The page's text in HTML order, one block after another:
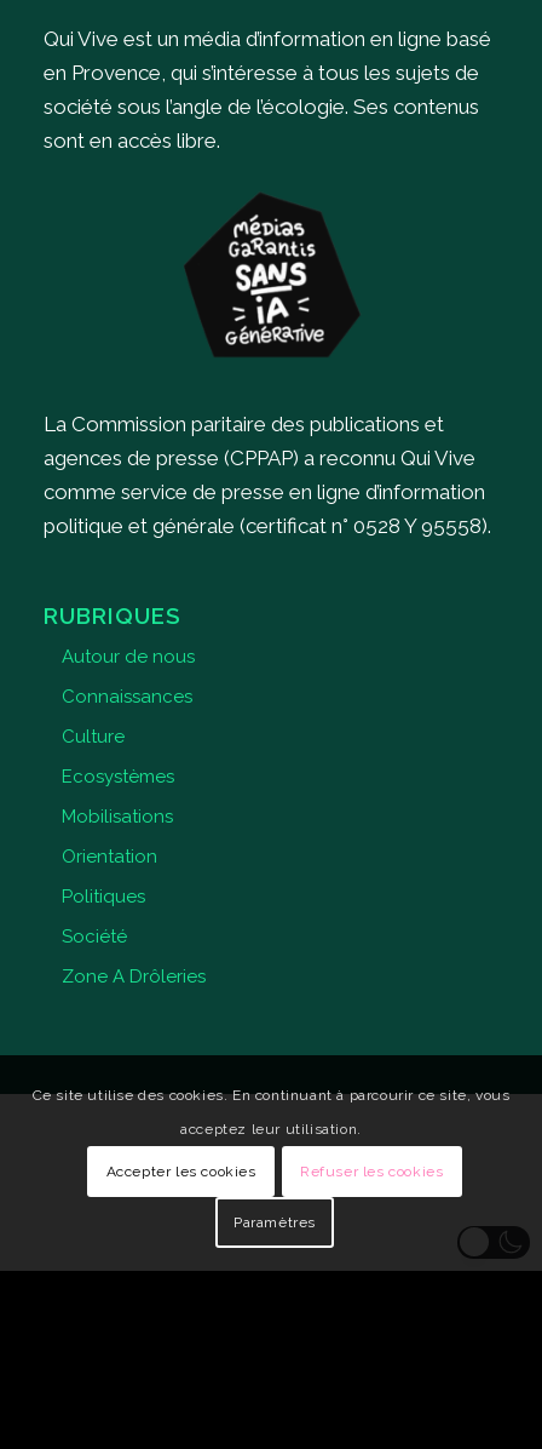
Qui Vive est un média d’information en ligne basé
en Provence, qui s’intéresse à tous les sujets de
société sous l’angle de l’écologie. Ses contenus
sont en accès libre.
La Commission paritaire des publications et
agences de presse (CPPAP) a reconnu Qui Vive
comme service de presse en ligne d’information
politique et générale (certificat n° 0528 Y 95558).
RUBRIQUES
Autour de nous
Connaissances
Culture
Ecosystèmes
Mobilisations
Orientation
Politiques
Société
Zone A Drôleries
Ce site utilise des cookies. En continuant à parcourir ce site, vous
acceptez leur utilisation.
Accepter les cookies Refuser les cookies
Paramètres